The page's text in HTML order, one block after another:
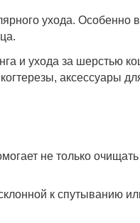
ухода. Особенно
и ухода за шерстью
аксессуары
не только
к спутыванию